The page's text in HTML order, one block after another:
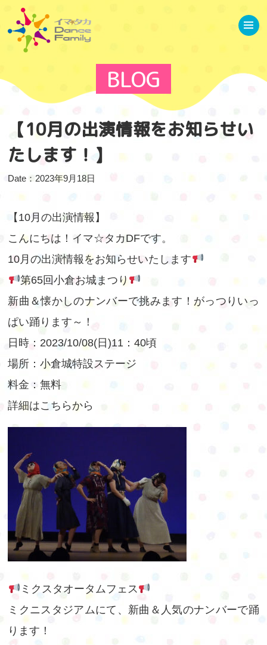
BLOG
【10月の出演情報をお知らせい
たします！】
Date：2023年9月18日
【10月の出演情報】
こんにちは！イマ☆タカDFです。
10月の出演情報をお知らせいたします
第65回小倉お城まつり
新曲＆懐かしのナンバーで挑みます！がっつりいっ
ぱい踊ります～！
日時：2023/10/08(日)11：40頃
場所：小倉城特設ステージ
料金：無料
詳細はこちらから
ミクスタオータムフェス
ミクニスタジアムにて、新曲＆人気のナンバーで踊
ります！
ホーム
イベント情報
専用スタジオ
レッスンプログラム
基礎クラス
JAZZ強化クラス
ゆるストレッチ
イベントクラス
リトルキッズクラス
ブログ
お問い合わせ
Facebook Instagram